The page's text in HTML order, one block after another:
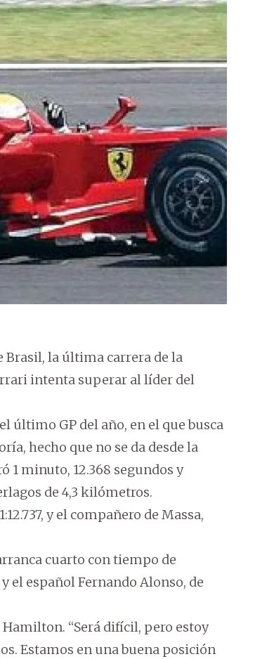
Brasil, la última carrera de la
intenta superar al líder del
último GP del año, en el que busca
hecho que no se da desde la
1 minuto, 12.368 segundos y
de 4,3 kilómetros.
y el compañero de Massa,
cuarto con tiempo de
el español Fernando Alonso, de
“Será difícil, pero estoy
Estamos en una buena posición